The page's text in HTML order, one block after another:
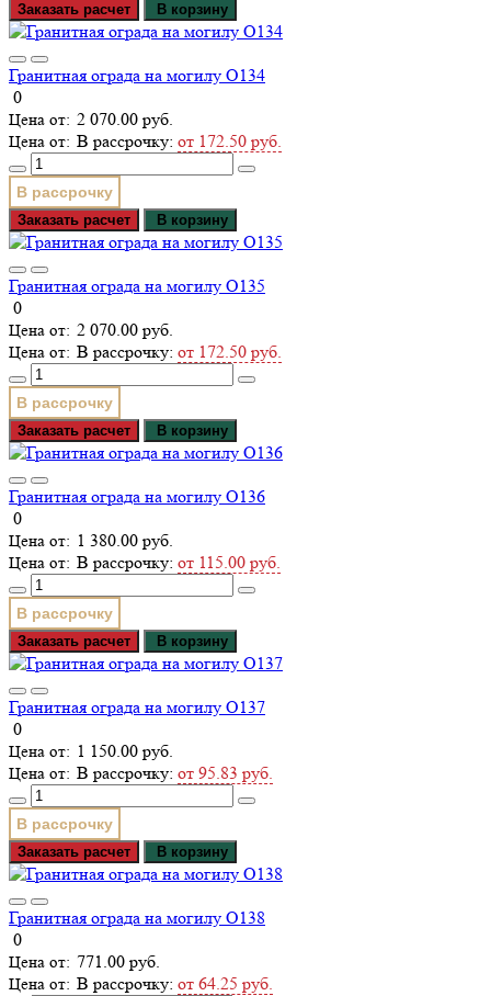
Заказать расчет В корзину
Гранитная ограда на могилу О134
0
2 070.00 руб.
В рассрочку: от 172.50 руб.
В рассрочку
Заказать расчет В корзину
Гранитная ограда на могилу О135
0
2 070.00 руб.
В рассрочку: от 172.50 руб.
В рассрочку
Заказать расчет В корзину
Гранитная ограда на могилу О136
0
1 380.00 руб.
В рассрочку: от 115.00 руб.
В рассрочку
Заказать расчет В корзину
Гранитная ограда на могилу О137
0
1 150.00 руб.
В рассрочку: от 95.83 руб.
В рассрочку
Заказать расчет В корзину
Гранитная ограда на могилу О138
0
771.00 руб.
В рассрочку: от 64.25 руб.